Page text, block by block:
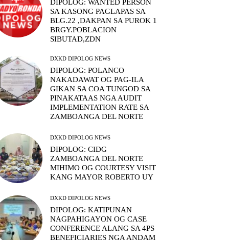
DIPOLOG: WANTED PERSON
SA KASONG PAGLAPAS SA
BLG.22 ,DAKPAN SA PUROK 1
BRGY.POBLACION
SIBUTAD,ZDN
DXKD DIPOLOG NEWS
DIPOLOG: POLANCO
NAKADAWAT OG PAG-ILA
GIKAN SA COA TUNGOD SA
PINAKATAAS NGA AUDIT
IMPLEMENTATION RATE SA
ZAMBOANGA DEL NORTE
DXKD DIPOLOG NEWS
DIPOLOG: CIDG
ZAMBOANGA DEL NORTE
MIHIMO OG COURTESY VISIT
KANG MAYOR ROBERTO UY
DXKD DIPOLOG NEWS
DIPOLOG: KATIPUNAN
NAGPAHIGAYON OG CASE
CONFERENCE ALANG SA 4PS
BENEFICIARIES NGA ANDAM